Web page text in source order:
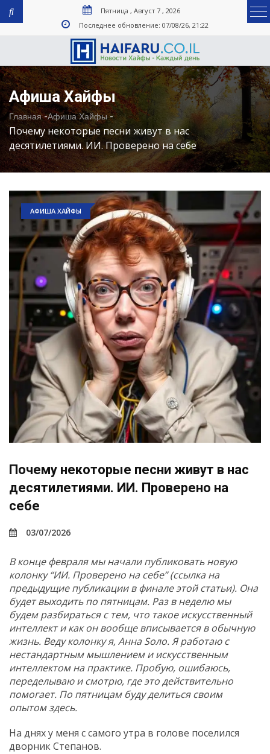
Пятница , Август 7 , 2026
Последнее обновление: 07/08/26, 21:22
Афиша Хайфы
Главная-Афиша Хайфы-
Почему некоторые песни живут в нас
десятилетиями. ИИ. Проверено на себе
АФИША ХАЙФЫ
Почему некоторые песни живут в нас
десятилетиями. ИИ. Проверено на
себе
03/07/2026
В конце февраля мы начали публиковать новую
колонку “ИИ. Проверено на себе” (ссылка на
предыдущие публикации в финале этой статьи). Она
будет выходить по пятницам. Раз в неделю мы
будем разбираться с тем, что такое искусственный
интеллект и как он вообще вписывается в обычную
жизнь. Веду колонку я, Анна Sоло. Я работаю с
нестандартным мышлением и искусственным
интеллектом на практике. Пробую, ошибаюсь,
переделываю и смотрю, где это действительно
помогает. По пятницам буду делиться своим
опытом здесь.
На днях у меня с самого утра в голове поселился
дворник Степанов.